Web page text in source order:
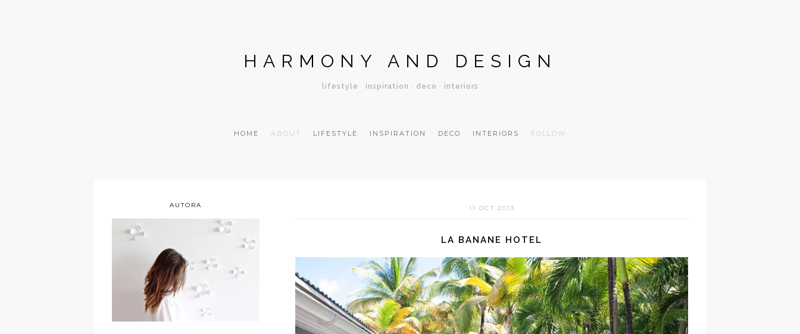
HARMONY AND DESIGN
lifestyle · inspiration · deco · interiors
HOME ABOUT LIFESTYLE INSPIRATION DECO INTERIORS FOLLOW
11 OCT 2013
LA BANANE HOTEL
AUTORA